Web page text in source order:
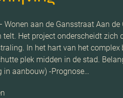
Wonen aan de Gansstraat Aan
telt. Het project onderscheidt zich
In het hart van het
plek midden in de stad.
in aanbouw) -Prognose…